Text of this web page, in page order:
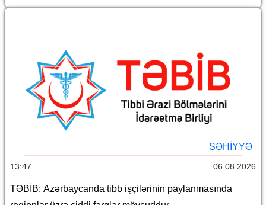
SƏHIYYƏ
13:47 06.08.2026
TƏBİB: Azərbaycanda tibb işçilərinin paylanmasında